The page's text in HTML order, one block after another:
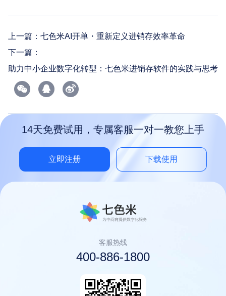
上一篇： 七色米AI开单・重新定义进销存效率革命
下一篇：
助力中小企业数字化转型：七色米进销存软件的实践与思考
14天免费试用，专属客服一对一教您上手
立即注册 下载使用
客服热线
400-886-1800